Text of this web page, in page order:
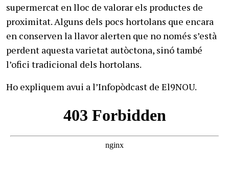
supermercat en lloc de valorar els productes de
proximitat. Alguns dels pocs hortolans que encara
en conserven la llavor alerten que no només s’està
perdent aquesta varietat autòctona, sinó també
l’ofici tradicional dels hortolans.
Ho expliquem avui a l’Infopòdcast de El9NOU.